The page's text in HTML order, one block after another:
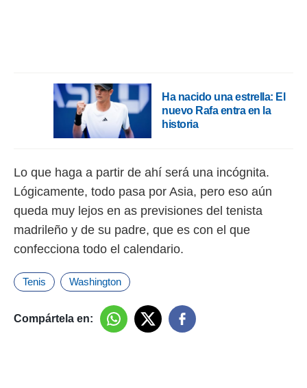
Ha nacido una estrella: El
nuevo Rafa entra en la
historia
Lo que haga a partir de ahí será una incógnita.
Lógicamente, todo pasa por Asia, pero eso aún
queda muy lejos en as previsiones del tenista
madrileño y de su padre, que es con el que
confecciona todo el calendario.
Tenis Washington
Compártela en: